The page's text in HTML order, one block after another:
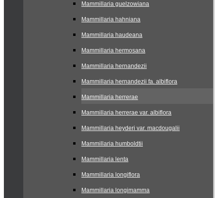
Mammillaria guelzowiana
Mammillaria hahniana
Mammillaria haudeana
Mammillaria hermosana
Mammillaria hernandezii
Mammillaria hernandezii fa. albiflora
Mammillaria herrerae
Mammillaria herrerae var. albiflora
Mammillaria heyderi var. macdougalii
Mammillaria humboldtii
Mammillaria lenta
Mammillaria longiflora
Mammillaria longimamma